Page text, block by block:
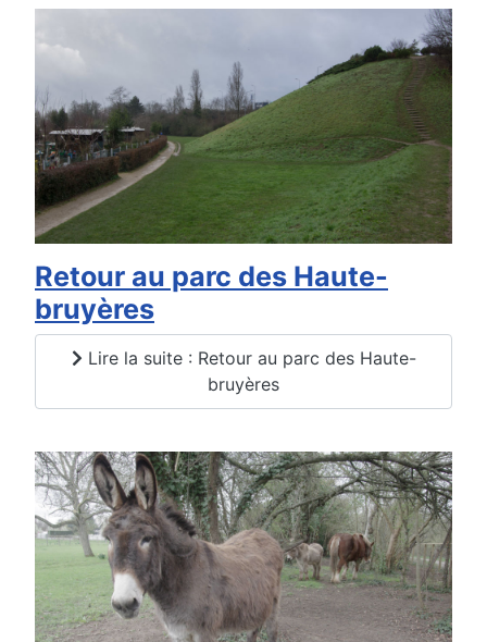
Retour au parc des Haute-
bruyères
Lire la suite : Retour au parc des Haute-
bruyères